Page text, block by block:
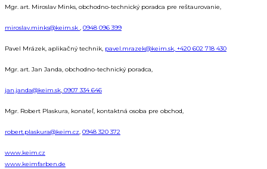
Mgr. art. Miroslav Minks, obchodno-technický poradca pre reštaurovanie,
miroslav.minks@keim.sk , 0948 096 399
Pavel Mrázek, aplikačný technik, pavel.mrazek@keim.sk, +420 602 718 430
Mgr. art. Jan Janda, obchodno-technický poradca,
jan.janda@keim.sk, 0907 334 646
Mgr. Robert Plaskura, konateľ, kontaktná osoba pre obchod,
robert.plaskura@keim.cz, 0948 320 372
www.keim.cz
www.keimfarben.de